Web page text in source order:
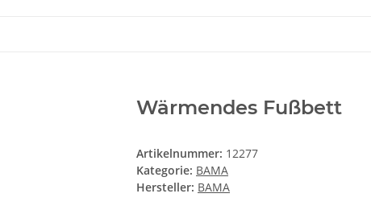
Wärmendes Fußbett
Artikelnummer: 12277
Kategorie: BAMA
Hersteller: BAMA